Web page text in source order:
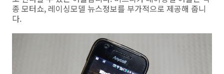
종 모터쇼, 레이싱모델 뉴스정보를 부가적으로 제공해 줍니
다.